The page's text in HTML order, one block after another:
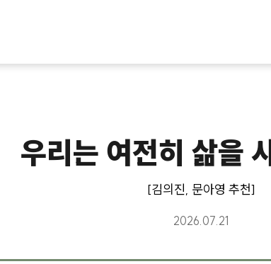
우리는 여전히 삶을
[김의진, 문아영 추천]
2026.07.21